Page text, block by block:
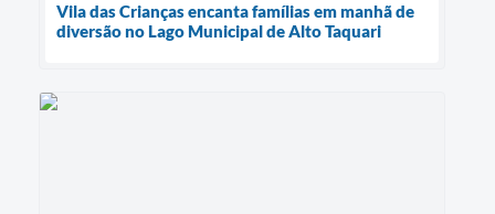
Vila das Crianças encanta famílias em manhã de
diversão no Lago Municipal de Alto Taquari